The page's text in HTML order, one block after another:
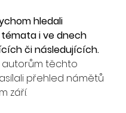
hledali
i ve dnech
či následujících.
autorům těchto
přehled námětů
září.